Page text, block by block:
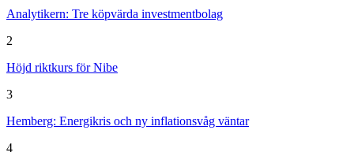
Analytikern: Tre köpvärda investmentbolag
2
Höjd riktkurs för Nibe
3
Hemberg: Energikris och ny inflationsvåg väntar
4